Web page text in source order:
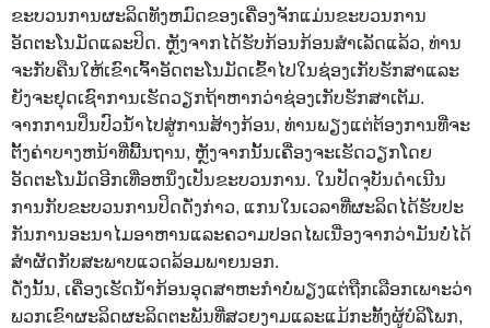
ຂະບວນການຜະລິດທັງຫມົດຂອງເຄື່ອງຈັກແມ່ນຂະບວນການ
ອັດຕະໂນມັດແລະປິດ. ຫຼັງຈາກໄດ້ຮັບກ້ອນກ້ອນສໍາເລັດແລ້ວ, ທ່ານ
ຈະກັບຄືນໃຫ້ເຂົາເຈົ້າອັດຕະໂນມັດເຂົ້າໄປໃນຊ່ອງເກັບຮັກສາແລະ
ຍັງຈະຢຸດເຊົາການເຮັດວຽກຖ້າຫາກວ່າຊ່ອງເກັບຮັກສາເຕັມ.
ຈາກການປິ່ນປົວນ້ໍາໄປສູ່ການສ້າງກ້ອນ, ທ່ານພຽງແຕ່ຕ້ອງການທີ່ຈະ
ຕັ້ງຄ່າບາງຫນ້າທີ່ພື້ນຖານ, ຫຼັງຈາກນັ້ນເຄື່ອງຈະເຮັດວຽກໂດຍ
ອັດຕະໂນມັດອີກເທື່ອຫນຶ່ງເປັນຂະບວນການ. ໃນປັດຈຸບັນດໍາເນີນ
ການກັບຂະບວນການປິດດັ່ງກ່າວ, ແກນໃນເວລາທີ່ຜະລິດໄດ້ຮັບປະ
ກັນການອະນາໄມອາຫານແລະຄວາມປອດໄພເນື່ອງຈາກວ່າມັນບໍ່ໄດ້
ສໍາຜັດກັບສະພາບແວດລ້ອມພາຍນອກ.
ດັ່ງນັ້ນ, ເຄື່ອງເຮັດນໍ້າກ້ອນອຸດສາຫະກໍາບໍ່ພຽງແຕ່ຖືກເລືອກເພາະວ່າ
ພວກເຂົາຜະລິດຜະລິດຕະພັນທີ່ສວຍງາມແລະແມ້ກະທັ້ງຜູ້ບໍລິໂພກ,